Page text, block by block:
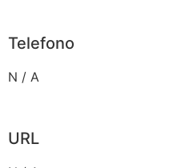
Telefono
N / A
URL